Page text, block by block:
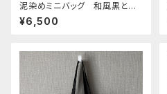
泥染めミニバッグ 和風黒と
梅 シピボ族の泥染め オリジ
ナルバッグ A4幅
¥6,500